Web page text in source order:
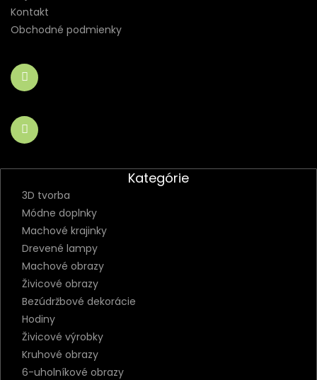
Kontakt
Obchodné podmienky
Kategórie
3D tvorba
Módne doplnky
Machové krajinky
Drevené lampy
Machové obrazy
Živicové obrazy
Bezúdržbové dekorácie
Hodiny
Živicové výrobky
Kruhové obrazy
6-uholníkové obrazy